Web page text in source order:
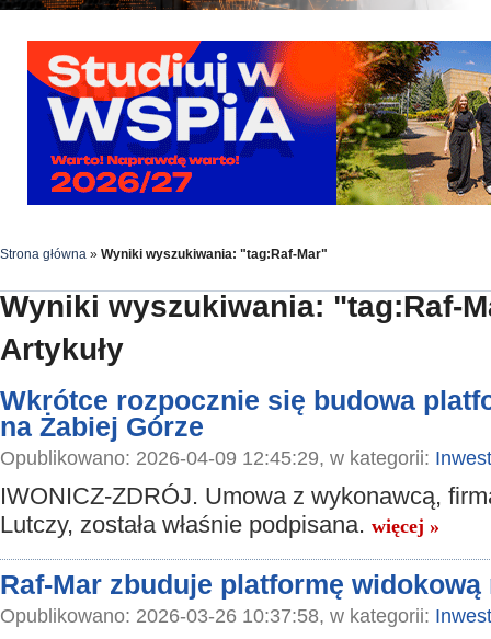
Strona główna » Wyniki wyszukiwania: "tag:Raf-Mar"
Wyniki wyszukiwania: "tag:Raf-
Artykuły
Wkrótce rozpocznie się budowa
na Żabiej Górze
Opublikowano: 2026-04-09 12:45:29, w kategorii:
IWONICZ-ZDRÓJ. Umowa z wykonawcą,
Lutczy, została właśnie podpisana. więcej »
Raf-Mar zbuduje platformę widokową
Opublikowano: 2026-03-26 10:37:58, w kategorii: